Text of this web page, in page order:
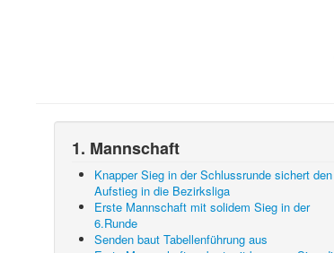
1. Mannschaft
Knapper Sieg in der Schlussrunde sichert den
Aufstieg in die Bezirksliga
Erste Mannschaft mit solidem Sieg in der
6.Runde
Senden baut Tabellenführung aus